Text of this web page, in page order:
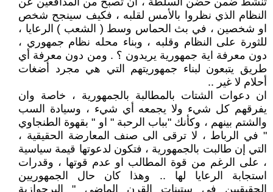
النظام الذي نظروا بالأمس لقلبه ، فكيف سينجح شخص
او شخصين ، في بث الحماس وسط ( الشعب ) الرعايا ،
للثورة على النظام وقلبه ، وبناء محله نظام جمهوري ،
دون معرفة اية جمهورية يريدون ؟ . ومن دون معرفة أي
طريق يتبعون لبناء جمهوريتهم التي هي مجرد أضغات
أحلام لا غير ..
ان دعوات الشتات بالمطالبة بالجمهورية ، خاصة وان
يفرقهم كل شيء ولا يجمعه أي شيء ، وسيادة السب
والشتم بينهم ، وكأنك "بباب الرحبة " او " بقهوة الطنجاوي
" في الرباط ، لا ترقى الى صنف المعارضة الحقيقية ،
التي إن طالبت بالجمهورية ، فتكون لدعوتها قيمة سياسية
، على الرغم من قوة المطالب او عدم قوتها ، وقدرات
استجابة الرعايا لها .. وهذا كان حال الجمهوريين
الحقيقيين في ستينات القرن الماضي " البرجوازية